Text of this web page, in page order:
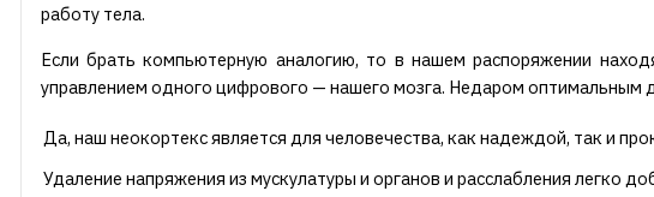
работу тела.
Если брать компьютерную аналогию, то в нашем распоряжении
управлением одного цифрового — нашего мозга. Недаром оптимальным
Да, наш неокортекс является для человечества, как надеждой, так и
Удаление напряжения из мускулатуры и органов и расслабления легко